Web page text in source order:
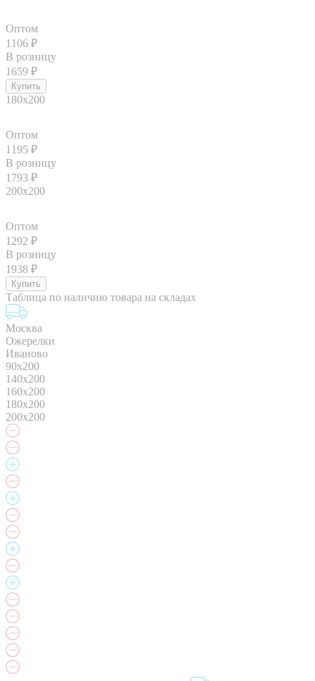
Оптом
1106 ₽
В розницу
1659 ₽
180x200
Оптом
1195 ₽
В розницу
1793 ₽
200x200
Оптом
1292 ₽
В розницу
1938 ₽
Таблица по наличию товара на складах
Москва
Ожерелки
Иваново
90x200
140х200
160x200
180x200
200x200